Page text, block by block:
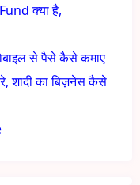
क्या है,
से पैसे कैसे कमाए
का बिज़नेस कैसे